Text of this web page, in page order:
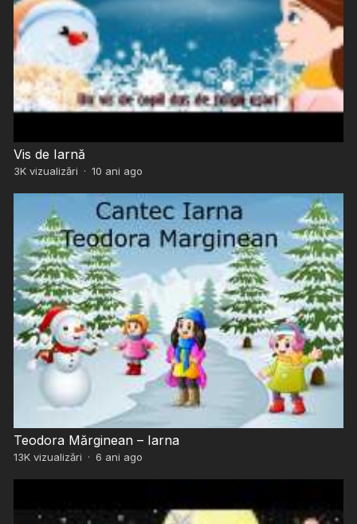
Vis de Iarnă
3Kvizualizări · 10 ani ago
Teodora Mărginean – Iarna
13Kvizualizări · 6 ani ago